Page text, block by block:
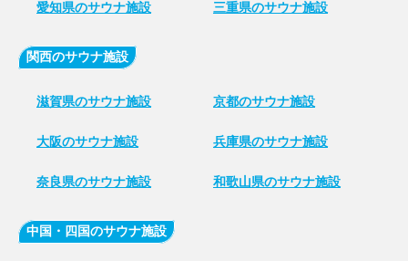
愛知県のサウナ施設 三重県のサウナ施設
関西のサウナ施設
滋賀県のサウナ施設 京都のサウナ施設
大阪のサウナ施設 兵庫県のサウナ施設
奈良県のサウナ施設 和歌山県のサウナ施設
中国・四国のサウナ施設